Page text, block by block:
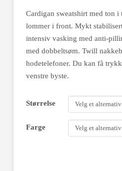
Cardigan sweatshirt med ton
lommer i front. Mykt
intensiv vasking med anti-
med dobbeltsøm. Twill
hodetelefoner. Du kan få
venstre byste.
Størrelse
Farge